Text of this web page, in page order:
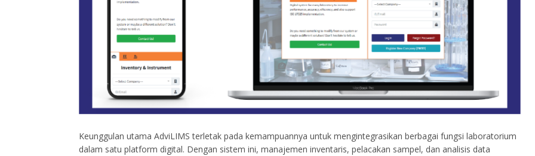
Keunggulan utama AdviLIMS terletak pada kemampuannya untuk mengintegrasikan berbagai fungsi laboratorium
dalam satu platform digital. Dengan sistem ini, manajemen inventaris, pelacakan sampel, dan analisis data